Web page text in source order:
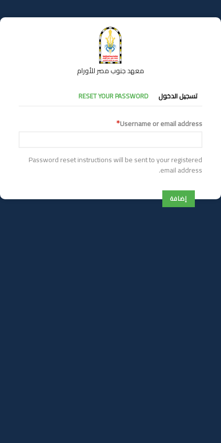
إلى
المحتوى
معهد جنوب مصر للأورام
التبويبات
الأساسية
تسجيل الدخول RESET YOUR PASSWORD
Username or email address
Password reset instructions will be sent to your registered
email address.